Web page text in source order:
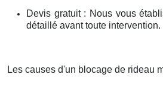
Devis gratuit : Nous vous
détaillé avant toute intervention.
Les causes d'un blocage de rideau